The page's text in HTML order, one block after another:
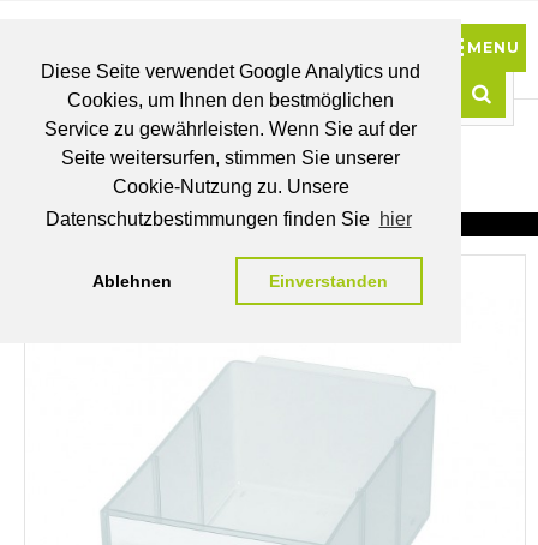
Diese Seite verwendet Google Analytics und
Cookies, um Ihnen den bestmöglichen
Service zu gewährleisten. Wenn Sie auf der
Seite weitersurfen, stimmen Sie unserer
Cookie-Nutzung zu. Unsere
Datenschutzbestimmungen finden Sie hier
Ablehnen Einverstanden
BRUTTO
PREISE
MEIN
WUNSCHLISTE